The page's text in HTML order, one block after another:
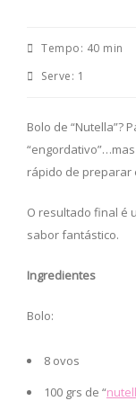
Tempo: 40 min
Serve: 1
Bolo de “Nutella”?
rápido de preparar
O resultado final é
sabor fantástico.
Ingredientes
Bolo:
8 ovos
100 grs de “